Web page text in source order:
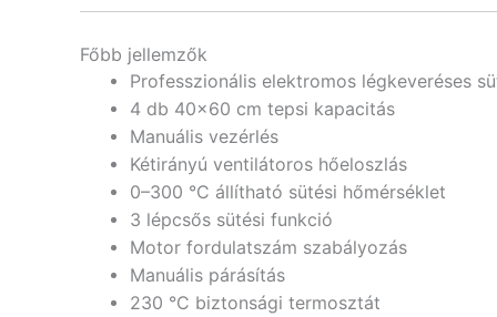
Főbb jellemzők
Professzionális elektromos légkeveréses
4 db 40×60 cm tepsi kapacitás
Manuális vezérlés
Kétirányú ventilátoros hőeloszlás
0–300 °C állítható sütési hőmérséklet
3 lépcsős sütési funkció
Motor fordulatszám szabályozás
Manuális párásítás
230 °C biztonsági termosztát